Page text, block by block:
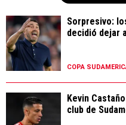
Sorpresivo:
decidió dejar
COPA
Kevin
club de